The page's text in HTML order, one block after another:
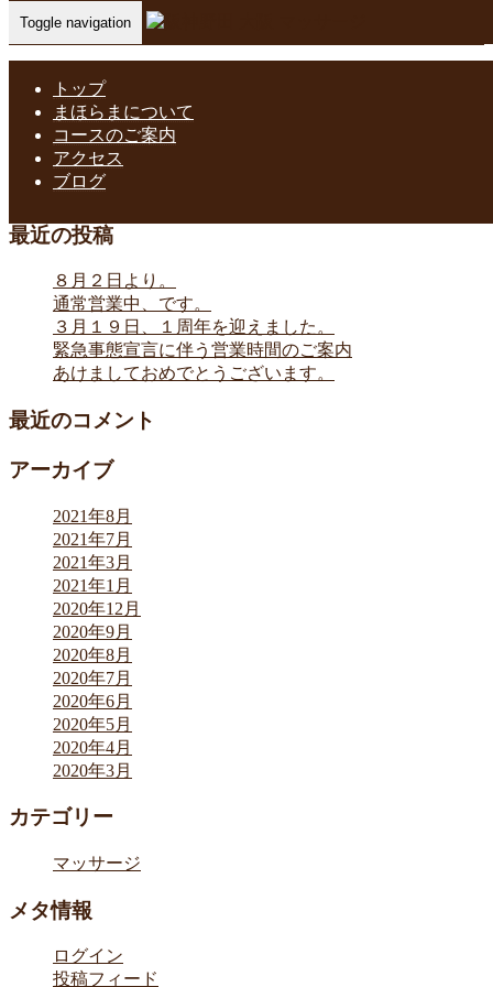
Toggle navigation
トップ
まほらまについて
コースのご案内
アクセス
ブログ
Home- 4月お…
4月お休み お知らせ
最近の投稿
８月２日より。
通常営業中、です。
３月１９日、１周年を迎えました。
緊急事態宣言に伴う営業時間のご案内
あけましておめでとうございます。
最近のコメント
アーカイブ
2021年8月
2021年7月
2021年3月
2021年1月
2020年12月
2020年9月
2020年8月
2020年7月
2020年6月
2020年5月
2020年4月
2020年3月
カテゴリー
マッサージ
メタ情報
ログイン
投稿フィード